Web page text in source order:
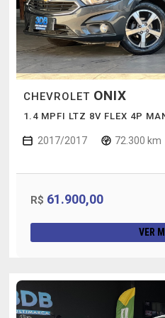
CHEVROLET ONIX
1.4 MPFI LTZ 8V FLEX 4P
2017/2017 72.300 km
R$ 61.900,00
VER